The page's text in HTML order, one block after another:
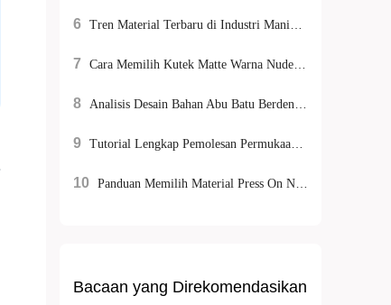
6 Tren Material Terbaru di Industri Manikur: Keunggulan ABS Resin yang Memenuhi Standar Keamanan Internasional
7 Cara Memilih Kutek Matte Warna Nude yang Cocok untuk Kulit Sensitif
8 Analisis Desain Bahan Abu Batu Berdensitas Tinggi dan Pegangan Anti-Slip: Teknologi Kunci untuk Meningkatkan Daya Tahan Alat Pembersih Kuku
9 Tutorial Lengkap Pemolesan Permukaan Kuku Alami dan Buatan: Bantu Manicurist Berkinerja Efisien
10 Panduan Memilih Material Press On Nails: Keunggulan Resin ABS yang Tahan Lama dan Ramah Lingkungan untuk Ekspor
Bacaan yang Direkomendasikan